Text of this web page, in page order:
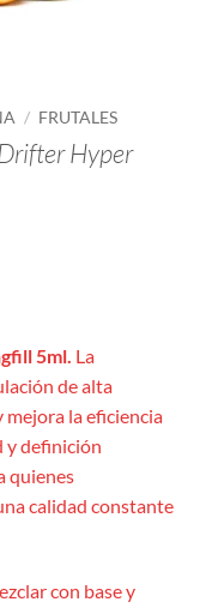
/ FRUTALES
Hyper
5ml. La
de alta
la eficiencia
y definición
quienes
calidad constante
con base y